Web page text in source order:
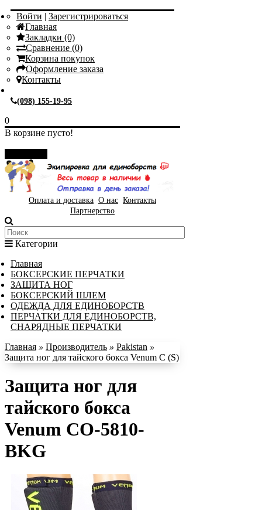
Войти | Зарегистрироваться
Главная
Закладки (0)
Сравнение (0)
Корзина покупок
Оформление заказа
Контакты
(098) 155-19-95
0
В корзине пусто!
Оплата и доставка О нас Контакты
Партнерство
Категории
Главная
БОКСЕРСКИЕ ПЕРЧАТКИ
ЗАЩИТА НОГ
БОКСЕРСКИЙ ШЛЕМ
ОДЕЖДА ДЛЯ ЕДИНОБОРСТВ
ПЕРЧАТКИ ДЛЯ ЕДИНОБОРСТВ,
СНАРЯДНЫЕ ПЕРЧАТКИ
Главная » Производитель » Pakistan »
Защита ног для тайского бокса Venum С (S)
Защита ног для
тайского бокса
Venum CO-5810-
BKG